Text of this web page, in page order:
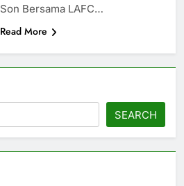
Son Bersama LAFC…
Read More
SEARCH